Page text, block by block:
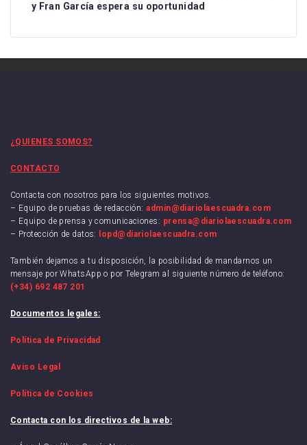
y Fran García espera su oportunidad
¿QUIENES SOMOS?
CONTACTO
Contacta con nosotros para los siguientes motivos.
– Equipo de pruebas de redacción:admin@diariolaescuadra.com
– Equipo de prensa y comunicaciones: prensa@diariolaescuadra.com
– Protección de datos:
lopd@diariolaescuadra.com
También dejamos a tu disposición, la posibilidad de mandarnos un
mensaje por WhatsApp o por Telegram al siguiente número de teléfono:
(+34) 692 487 201
Documentos legales:
Política de Privacidad
Aviso Legal
Política de Cookies
Contacta con los directivos de la web: